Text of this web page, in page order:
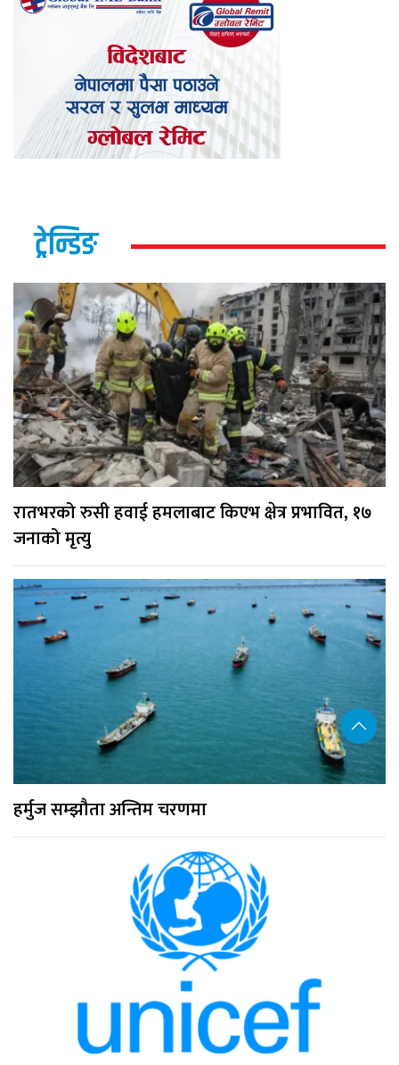
ट्रेन्डिङ
रातभरको रुसी हवाई हमलाबाट किएभ क्षेत्र प्रभावित, १७
जनाको मृत्यु
हर्मुज सम्झौता अन्तिम चरणमा